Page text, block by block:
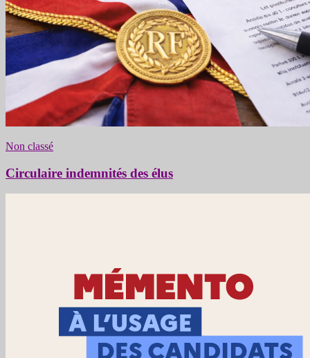
Non classé
Circulaire indemnités des élus